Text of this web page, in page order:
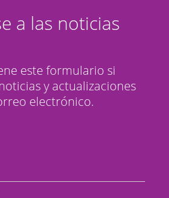
a las noticias
este formulario si
y actualizaciones
electrónico.